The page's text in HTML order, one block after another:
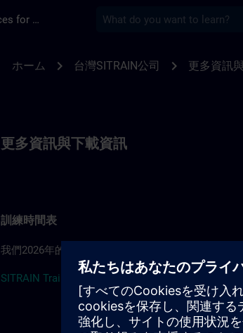
Training Services for Digital Industries
ホーム chevron_right 台灣SITRAIN公司 chevron_right 更多資訊
更多資訊與下載資訊
訓練時間表
我們2026年的訓練時間表可在此查詢。
SITRAIN Training Schedule_2026 3 (PDF) >